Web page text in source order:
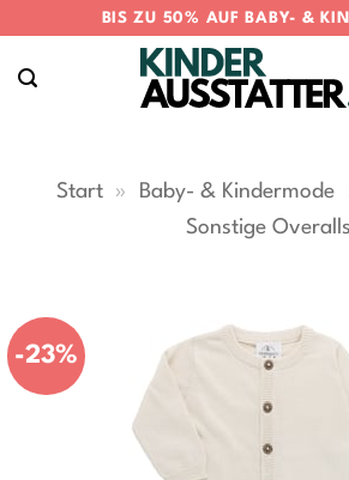
springen
BIS ZU 50% AUF BABY- &
Start » Baby- & Kindermode
Sonstige Overalls
-23%